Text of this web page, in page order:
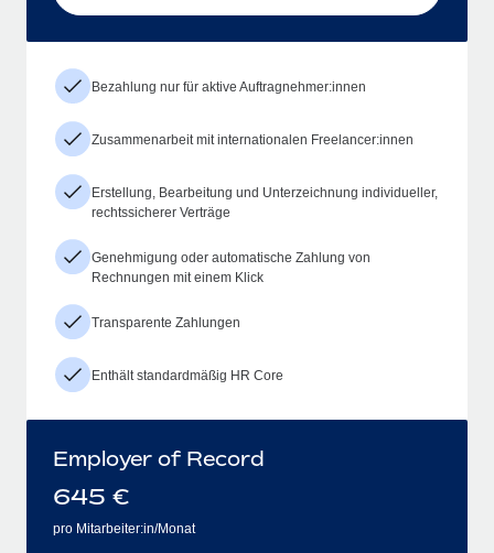
Bezahlung nur für aktive Auftragnehmer:innen
Zusammenarbeit mit internationalen Freelancer:innen
Erstellung, Bearbeitung und Unterzeichnung individueller,
rechtssicherer Verträge
Genehmigung oder automatische Zahlung von
Rechnungen mit einem Klick
Transparente Zahlungen
Enthält standardmäßig HR Core
Employer of Record
645 €
pro Mitarbeiter:in/Monat